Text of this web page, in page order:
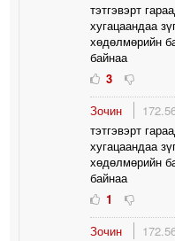
тэтгэвэрт
хугацаандаа
хөдөлмөрийн
байнаа
3
Зочин
тэтгэвэрт
хугацаандаа
хөдөлмөрийн
байнаа
1
Зочин